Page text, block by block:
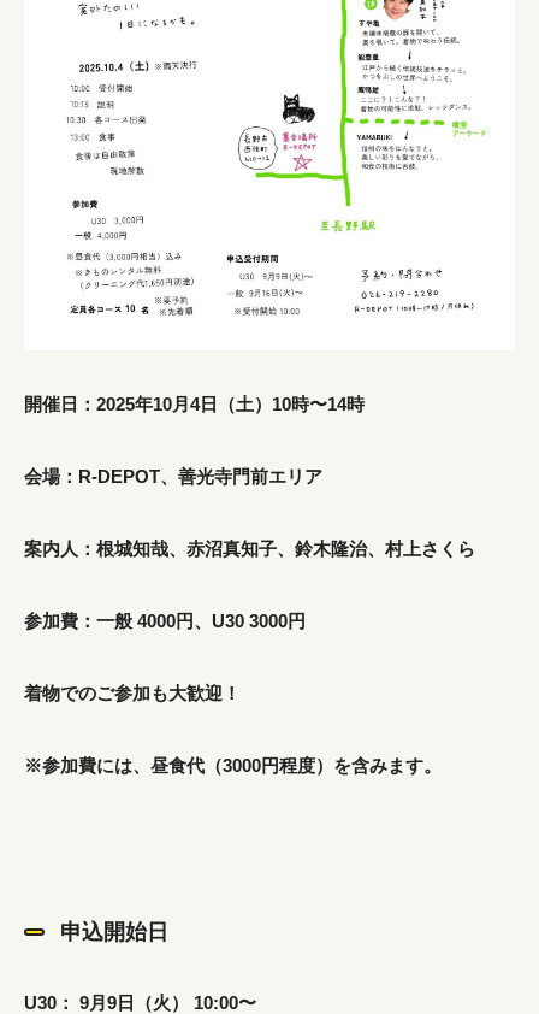
開催日：2025年10月4日（土）10時〜14時
会場：R-DEPOT、善光寺門前エリア
案内人：根城知哉、赤沼真知子、鈴木隆治、村上さくら
参加費：一般 4000円、U30 3000円
着物でのご参加も大歓迎！
※参加費には、昼食代（3000円程度）を含みます。
申込開始日
U30： 9月9日（火） 10:00〜